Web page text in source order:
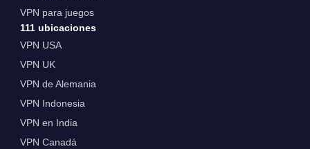
VPN para juegos
111 ubicaciones
VPN USA
VPN UK
VPN de Alemania
VPN Indonesia
VPN en India
VPN Canadá